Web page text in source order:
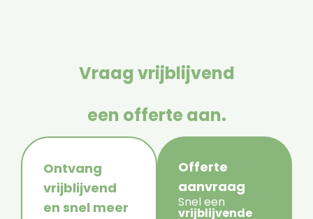
Vraag vrijblijvend
een offerte aan.
Ontvang
vrijblijvend
en snel meer
Offerte
aanvraag
Snel een
vrijblijvende